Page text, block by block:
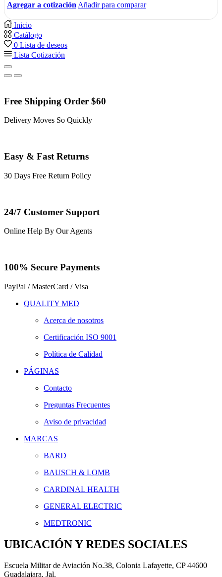
Agregar a cotización Añadir para comparar
Inicio
Catálogo
0 Lista de deseos
Lista Cotización
Free Shipping Order $60
Delivery Moves So Quickly
Easy & Fast Returns
30 Days Free Return Policy
24/7 Customer Support
Online Help By Our Agents
100% Secure Payments
PayPal / MasterCard / Visa
QUALITY MED
Acerca de nosotros
Certificación ISO 9001
Política de Calidad
PÁGINAS
Contacto
Preguntas Frecuentes
Aviso de privacidad
MARCAS
BARD
BAUSCH & LOMB
CARDINAL HEALTH
GENERAL ELECTRIC
MEDTRONIC
UBICACIÓN Y REDES SOCIALES
Escuela Militar de Aviación No.38, Colonia Lafayette, CP 44600
Guadalajara, Jal.